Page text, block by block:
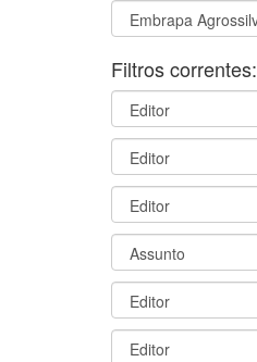
Filtros correntes: